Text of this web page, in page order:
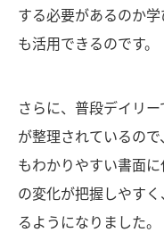
する必要があるのか
も活用できるのです。
さらに、普段デイリ
が整理されているの
もわかりやすい書面
の変化が把握しやす
るようになりました。